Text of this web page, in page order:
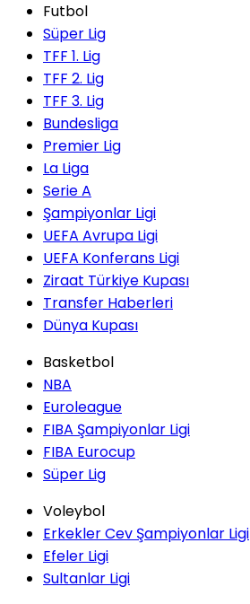
Futbol
Süper Lig
TFF 1. Lig
TFF 2. Lig
TFF 3. Lig
Bundesliga
Premier Lig
La Liga
Serie A
Şampiyonlar Ligi
UEFA Avrupa Ligi
UEFA Konferans Ligi
Ziraat Türkiye Kupası
Transfer Haberleri
Dünya Kupası
Basketbol
NBA
Euroleague
FIBA Şampiyonlar Ligi
FIBA Eurocup
Süper Lig
Voleybol
Erkekler Cev Şampiyonlar Ligi
Efeler Ligi
Sultanlar Ligi